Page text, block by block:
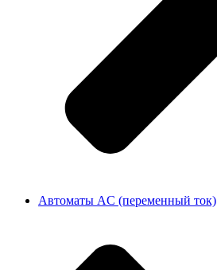
Автоматы AC (переменный ток)